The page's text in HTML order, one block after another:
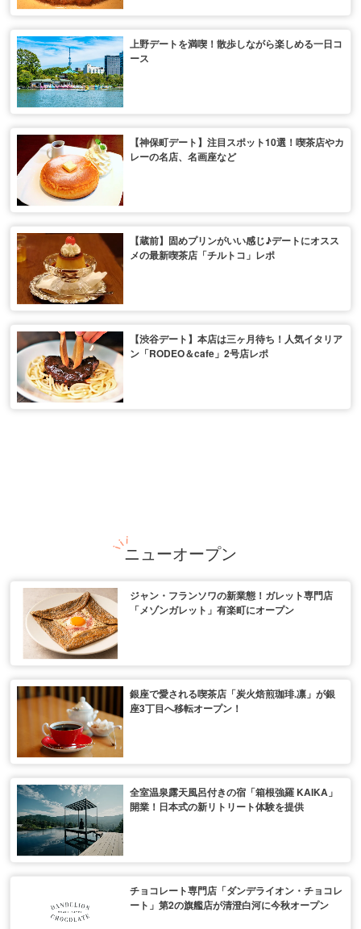
上野デートを満喫！散歩しながら楽しめる一日コ
ース
【神保町デート】注目スポット10選！喫茶店やカ
レーの名店、名画座など
【蔵前】固めプリンがいい感じ♪デートにオスス
メの最新喫茶店「チルトコ」レポ
【渋谷デート】本店は三ヶ月待ち！人気イタリア
ン「RODEO＆cafe」2号店レポ
ニューオープン
ジャン・フランソワの新業態！ガレット専門店
「メゾンガレット」有楽町にオープン
銀座で愛される喫茶店「炭火焙煎珈琲.凛」が銀
座3丁目へ移転オープン！
全室温泉露天風呂付きの宿「箱根強羅 KAIKA」
開業！日本式の新リトリート体験を提供
チョコレート専門店「ダンデライオン・チョコレ
ート」第2の旗艦店が清澄白河に今秋オープン